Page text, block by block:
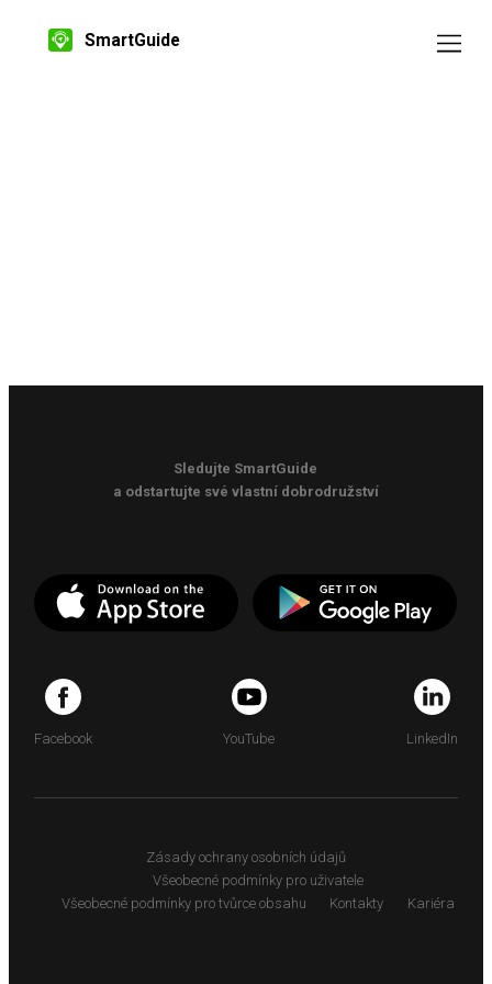
SmartGuide
Sledujte SmartGuide
a odstartujte své vlastní dobrodružství
Facebook YouTube LinkedIn
Zásady ochrany osobních údajů
Všeobecné podmínky pro uživatele
Všeobecné podmínky pro tvůrce obsahu
Kontakty Kariéra